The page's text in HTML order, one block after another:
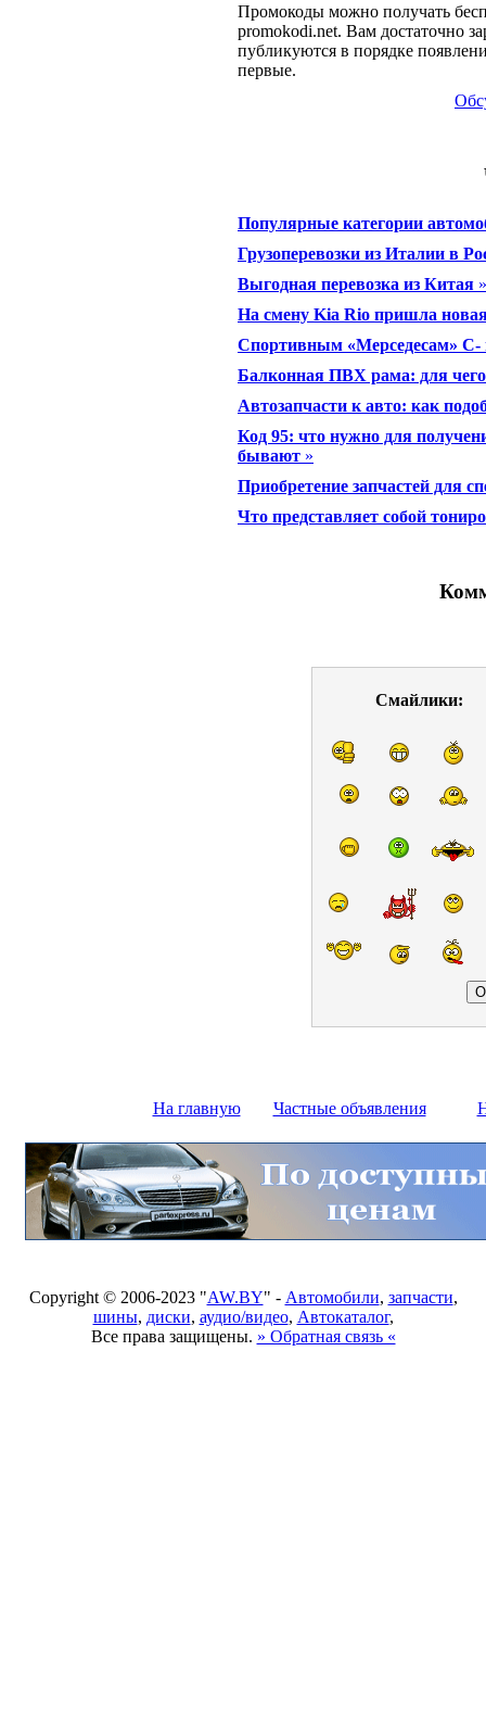
Промокоды можно получать
promokodi.net. Вам достаточно
публикуются в порядке
первые.
Популярные категории
Грузоперевозки из Италии в
Выгодная перевозка из Китая »
На смену Kia Rio пришла
Спортивным «Мерседесам» C-
Балконная ПВХ рама: для
Автозапчасти к авто: как
Код 95: что нужно для
бывают »
Приобретение запчастей для
Что представляет собой
Смайлики:
На главную Частные объявления
Copyright © 2006-2023 "AW.BY" - Автомобили, запчасти,
шины, диски, аудио/видео, Автокаталог,
Все права защищены. » Обратная связь «